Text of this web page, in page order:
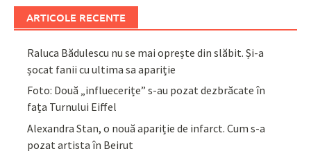
ARTICOLE RECENTE
Raluca Bădulescu nu se mai oprește din slăbit. Și-a
șocat fanii cu ultima sa apariție
Foto: Două „influecerițe” s-au pozat dezbrăcate în
fața Turnului Eiffel
Alexandra Stan, o nouă apariție de infarct. Cum s-a
pozat artista în Beirut